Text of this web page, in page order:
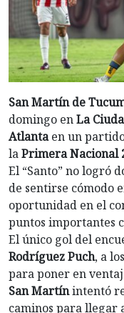
San Martín de
domingo enLa
Atlantaen un
laPrimera Nacional
El “Santo” no logró
de sentirse cómodo
oportunidad en el
puntos importantes
El único gol del
Rodríguez Puch, a
para poner en
San Martínintentó
caminos para llegar